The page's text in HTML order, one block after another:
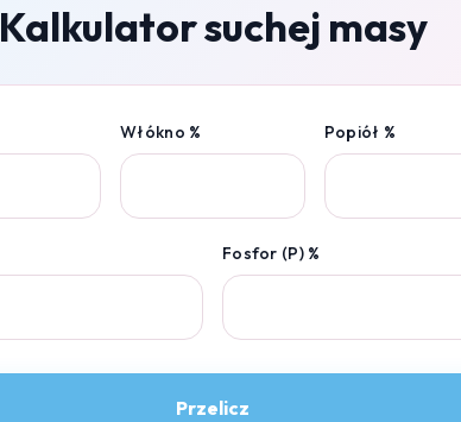
Kalkulator suchej masy
Włókno % Popiół %
Fosfor (P) %
Przelicz